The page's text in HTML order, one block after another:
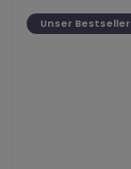
Unser Bestseller